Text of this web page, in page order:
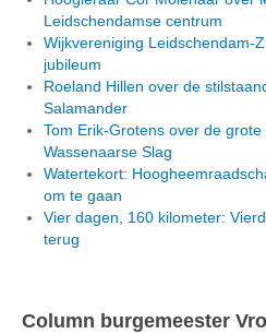
Leidschendamse centrum
Wijkvereniging Leidschendam-
jubileum
Roeland Hillen over de
Salamander
Tom Erik-Grotens over de
Wassenaarse Slag
Watertekort:
om te gaan
Vier dagen, 160 kilometer:
terug
Column burgemeester